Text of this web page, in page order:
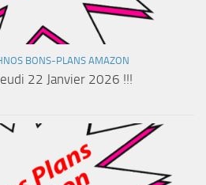
BONS-PLANS AMAZON
22 Janvier 2026 !!!